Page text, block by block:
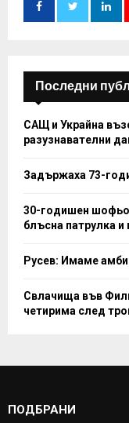
:
Последни
САЩ и Украйна
разузнавателни
Задържаха 73-
30-годишен
блъсна патрулка и
Русев: Имаме
Свлачища във
четирима след
ПОДБРАНИ